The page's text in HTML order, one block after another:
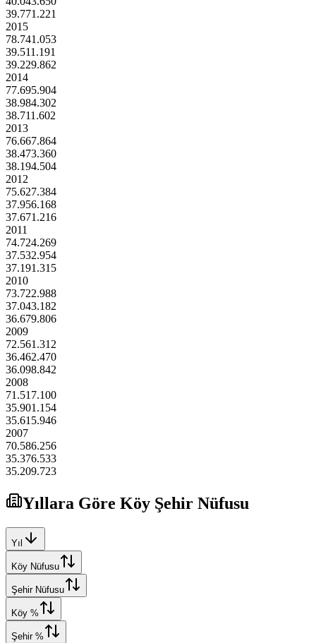
39.771.221
2015
78.741.053
39.511.191
39.229.862
2014
77.695.904
38.984.302
38.711.602
2013
76.667.864
38.473.360
38.194.504
2012
75.627.384
37.956.168
37.671.216
2011
74.724.269
37.532.954
37.191.315
2010
73.722.988
37.043.182
36.679.806
2009
72.561.312
36.462.470
36.098.842
2008
71.517.100
35.901.154
35.615.946
2007
70.586.256
35.376.533
35.209.723
Yıllara Göre Köy Şehir Nüfusu
Yıl
Köy Nüfusu
Şehir Nüfusu
Köy %
Şehir %